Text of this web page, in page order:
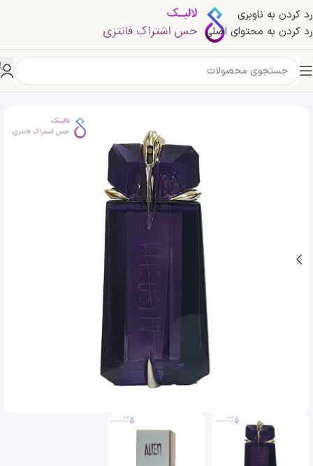
رد کردن به ناوبری
رد کردن به محتوای اصلی
خانه »فروشگاه »عطر ادکلن زنانه الین موگلر زنانه بنفش | ادکلن Alien Thierry Mugler